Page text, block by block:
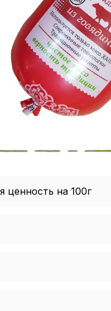
ценность на 100г